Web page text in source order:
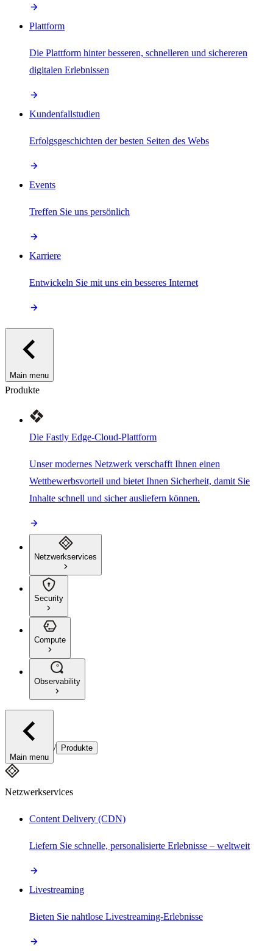
Plattform
Die Plattform hinter besseren, schnelleren und sichereren
digitalen Erlebnissen
Kundenfallstudien
Erfolgsgeschichten der besten Seiten des Webs
Events
Treffen Sie uns persönlich
Karriere
Entwickeln Sie mit uns ein besseres Internet
Main menu
Produkte
Die Fastly Edge-Cloud-Plattform
Unser modernes Netzwerk verschafft Ihnen einen
Wettbewerbsvorteil und bietet Ihnen Sicherheit, damit Sie
Inhalte schnell und sicher ausliefern können.
Netzwerkservices
Security
Compute
Observability
Main menu
/ Produkte
Netzwerkservices
Content Delivery (CDN)
Liefern Sie schnelle, personalisierte Erlebnisse – weltweit
Livestreaming
Bieten Sie nahtlose Livestreaming-Erlebnisse